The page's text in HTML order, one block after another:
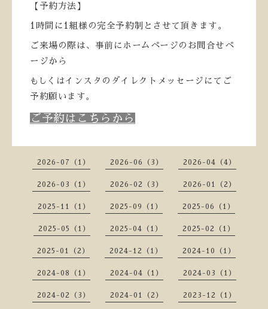
【予約方法】
1 時間に 1 組様の完全予約制とさせて頂きます。
ご来場の際は、事前にホームページのお問合せペ
ージから
もしくは インスタのダイレクトメッセージにてご
予約願います。
ご予約はこちらから
2026-07（1） 2026-06（3） 2026-04（4）
2026-03（1） 2026-02（3） 2026-01（2）
2025-11（1） 2025-09（1） 2025-06（1）
2025-05（1） 2025-04（1） 2025-02（1）
2025-01（2） 2024-12（1） 2024-10（1）
2024-08（1） 2024-04（1） 2024-03（1）
2024-02（3） 2024-01（2） 2023-12（1）